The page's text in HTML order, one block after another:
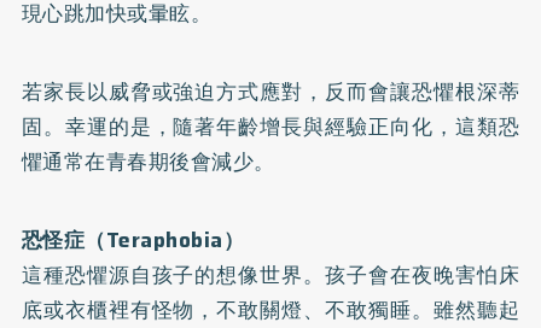
現心跳加快或暈眩。
若家長以威脅或強迫方式應對，反而會讓恐懼根深蒂
固。幸運的是，隨著年齡增長與經驗正向化，這類恐
懼通常在青春期後會減少。
恐怪症（Teraphobia）
這種恐懼源自孩子的想像世界。孩子會在夜晚害怕床
底或衣櫃裡有怪物，不敢關燈、不敢獨睡。雖然聽起